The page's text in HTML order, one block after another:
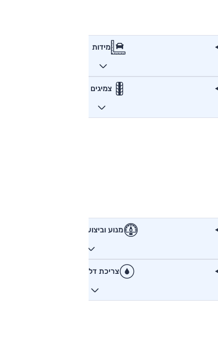
מידות
צמיגים
מנוע וביצועים
צריכת דלק